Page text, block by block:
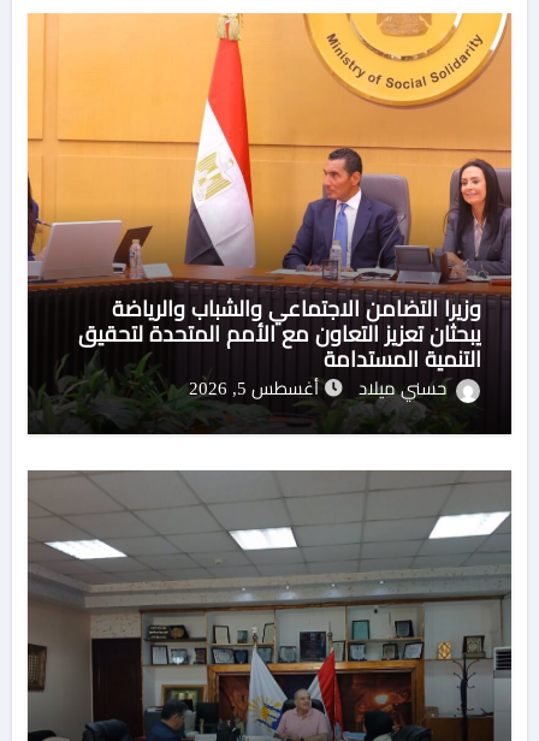
وزيرا التضامن الاجتماعي والشباب والرياضة
يبحثان تعزيز التعاون مع الأمم المتحدة لتحقيق
التنمية المستدامة
حسني ميلاد أغسطس 5, 2026